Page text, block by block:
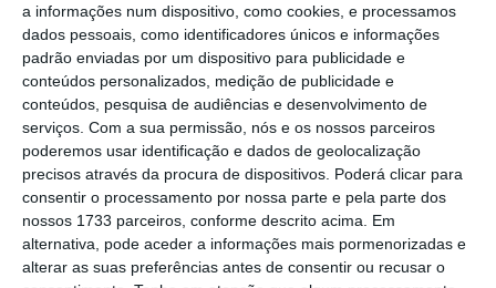
a informações num dispositivo, como cookies, e processamos
dados pessoais, como identificadores únicos e informações
padrão enviadas por um dispositivo para publicidade e
conteúdos personalizados, medição de publicidade e
conteúdos, pesquisa de audiências e desenvolvimento de
serviços. Com a sua permissão, nós e os nossos parceiros
poderemos usar identificação e dados de geolocalização
precisos através da procura de dispositivos. Poderá clicar para
consentir o processamento por nossa parte e pela parte dos
nossos 1733 parceiros, conforme descrito acima. Em
alternativa, pode aceder a informações mais pormenorizadas e
alterar as suas preferências antes de consentir ou recusar o
escolha pelo Estado. À luz desta finalidade,
considera-se que a obrigação de declaração
vincula a administração da Caixa Geral de
Depósitos.
https://eco.sapo.pt/quote/marcelo-rebelo-de-sousa-2016-11-04-a-finalidade-do-diploma-de-1983-afigura-se-ser-neste-particular-2/ Copiar